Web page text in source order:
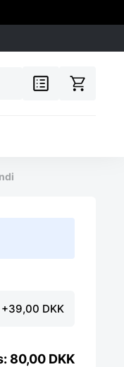
+39,00 DKK
80,00 DKK